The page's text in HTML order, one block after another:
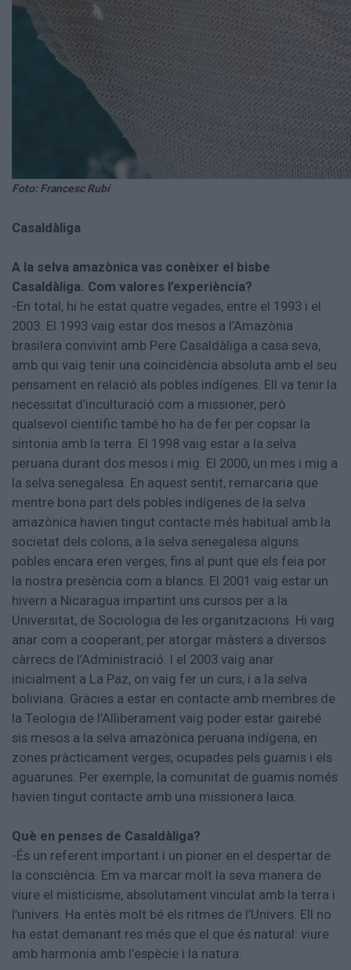
Foto: Francesc Rubí
Casaldàliga
A la selva amazònica vas conèixer el bisbe
Casaldàliga. Com valores l’experiència?
-En total, hi he estat quatre vegades, entre el 1993 i el
2003. El 1993 vaig estar dos mesos a l’Amazònia
brasilera convivint amb Pere Casaldàliga a casa seva,
amb qui vaig tenir una coincidència absoluta amb el seu
pensament en relació als pobles indígenes. Ell va tenir la
necessitat d’inculturació com a missioner, però
qualsevol científic també ho ha de fer per copsar la
sintonia amb la terra. El 1998 vaig estar a la selva
peruana durant dos mesos i mig. El 2000, un mes i mig a
la selva senegalesa. En aquest sentit, remarcaria que
mentre bona part dels pobles indígenes de la selva
amazònica havien tingut contacte més habitual amb la
societat dels colons, a la selva senegalesa alguns
pobles encara eren verges, fins al punt que els feia por
la nostra presència com a blancs. El 2001 vaig estar un
hivern a Nicaragua impartint uns cursos per a la
Universitat, de Sociologia de les organitzacions. Hi vaig
anar com a cooperant, per atorgar màsters a diversos
càrrecs de l’Administració. I el 2003 vaig anar
inicialment a La Paz, on vaig fer un curs, i a la selva
boliviana. Gràcies a estar en contacte amb membres de
la Teologia de l’Alliberament vaig poder estar gairebé
sis mesos a la selva amazònica peruana indígena, en
zones pràcticament verges, ocupades pels guamis i els
aguarunes. Per exemple, la comunitat de guamis només
havien tingut contacte amb una missionera laica.
Què en penses de Casaldàliga?
-És un referent important i un pioner en el despertar de
la consciència. Em va marcar molt la seva manera de
viure el misticisme, absolutament vinculat amb la terra i
l’univers. Ha entès molt bé els ritmes de l’Univers. Ell no
ha estat demanant res més que el que és natural: viure
amb harmonia amb l’espècie i la natura.